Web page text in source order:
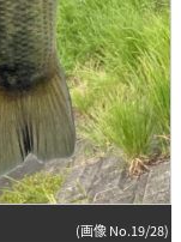
(画像 No.19/28)